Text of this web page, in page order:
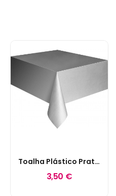
Toalha Plástico Prateado
3,50 €